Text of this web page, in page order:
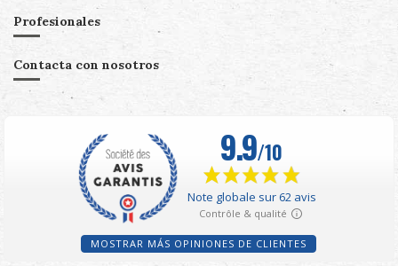
Profesionales
Contacta con nosotros
MOSTRAR MÁS OPINIONES DE CLIENTES